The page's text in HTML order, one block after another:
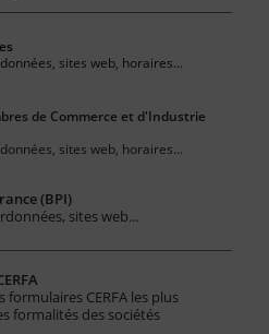
sites web, horaires...
de Commerce et d'Industrie
sites web, horaires...
(BPI)
sites web...
formulaires CERFA les plus
formalités des sociétés